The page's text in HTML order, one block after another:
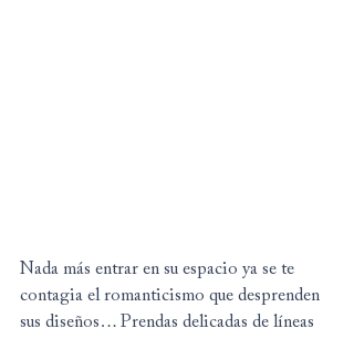
Nada más entrar en su espacio ya se te
contagia el romanticismo que desprenden
sus diseños… Prendas delicadas de líneas